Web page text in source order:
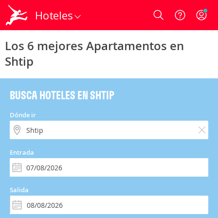
Hoteles Login
Los 6 mejores Apartamentos en
Shtip
BUSCA HOTELES EN SHTIP
Dónde ir
Entrada
Salida